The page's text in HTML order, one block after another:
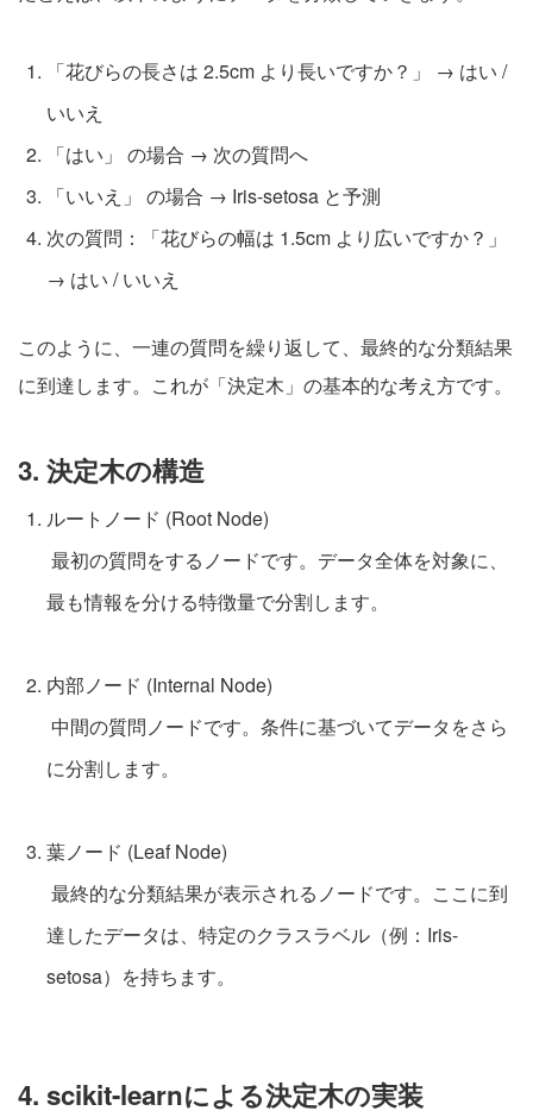
「花びらの長さは 2.5cm より長いですか？」 → はい /
いいえ
「はい」 の場合 → 次の質問へ
「いいえ」 の場合 → Iris-setosa と予測
次の質問：「花びらの幅は 1.5cm より広いですか？」
→ はい / いいえ
このように、一連の質問を繰り返して、最終的な分類結果
に到達します。これが「決定木」の基本的な考え方です。
3. 決定木の構造
ルートノード (Root Node)
最初の質問をするノードです。データ全体を対象に、
最も情報を分ける特徴量で分割します。
内部ノード (Internal Node)
中間の質問ノードです。条件に基づいてデータをさら
に分割します。
葉ノード (Leaf Node)
最終的な分類結果が表示されるノードです。ここに到
達したデータは、特定のクラスラベル（例：Iris-
setosa）を持ちます。
4. scikit-learnによる決定木の実装